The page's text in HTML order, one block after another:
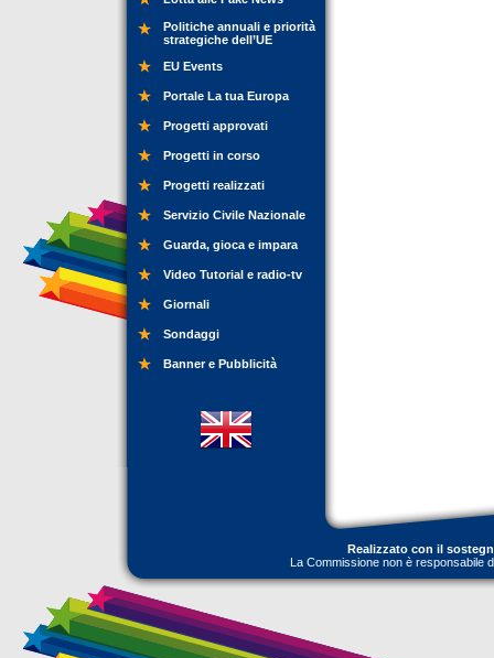
Politiche annuali e priorità
strategiche dell’UE
EU Events
Portale La tua Europa
Progetti approvati
Progetti in corso
Progetti realizzati
Servizio Civile Nazionale
Guarda, gioca e impara
Video Tutorial e radio-tv
Giornali
Sondaggi
Banner e Pubblicità
Realizzato con il
La Commissione non è responsabile